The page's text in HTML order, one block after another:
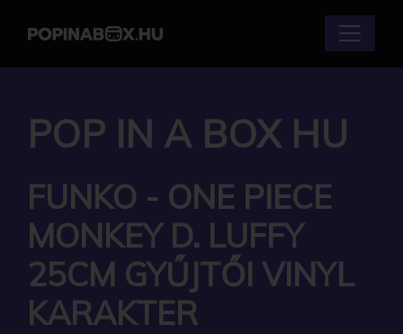
POP IN A BOX HU
FUNKO - ONE PIECE
MONKEY D. LUFFY
25CM GYŰJTŐI VINYL
KARAKTER